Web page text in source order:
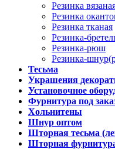
Резинка
Резинка
Резинка тканая
Резинка-
Резинка-рюш
Резинка-
Тесьма
Украшения
Установочное
Фурнитура под
Хольнитены
Шнур оптом
Шторная тесьма
Шторная